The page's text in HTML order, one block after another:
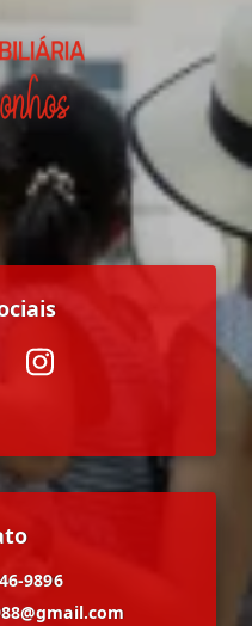
9896